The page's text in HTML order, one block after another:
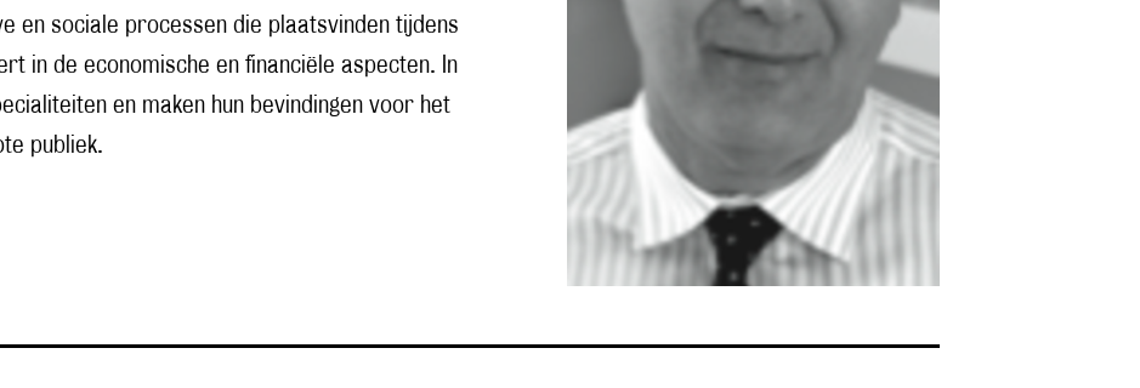
en sociale processen die plaatsvinden tijdens
in de economische en financiële aspecten. In
en maken hun bevindingen voor het
publiek.